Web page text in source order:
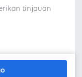
tinjauan